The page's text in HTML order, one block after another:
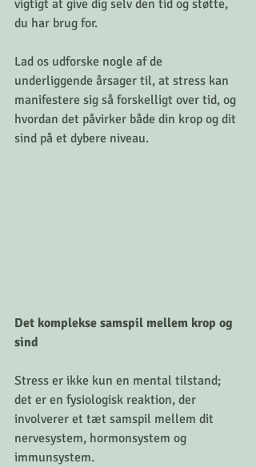
vigtigt at give dig selv den tid og støtte,
du har brug for.
Lad os udforske nogle af de
underliggende årsager til, at stress kan
manifestere sig så forskelligt over tid, og
hvordan det påvirker både din krop og dit
sind på et dybere niveau.
Det komplekse samspil mellem krop og
sind
Stress er ikke kun en mental tilstand;
det er en fysiologisk reaktion, der
involverer et tæt samspil mellem dit
nervesystem, hormonsystem og
immunsystem.